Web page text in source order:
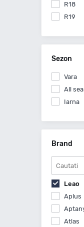
R18
R19
Sezon
Vara
All
Iarna
Brand
Leao
Aplus
Atlas